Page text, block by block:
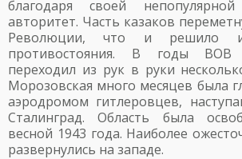
благодаря своей
авторитет. Часть казаков
Революции, что и решило
противостояния. В годы ВОВ
переходил из рук в руки
Морозовская много месяцев была
аэродромом гитлеровцев,
Сталинград. Область была
весной 1943 года. Наиболее
развернулись на западе.